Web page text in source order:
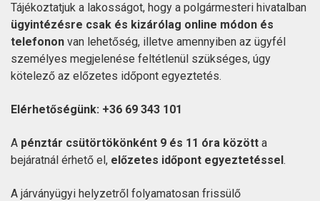
Tájékoztatjuk a lakosságot, hogy a polgármesteri hivatalban
ügyintézésre csak és kizárólag online módon és
telefonon van lehetőség, illetve amennyiben az ügyfél
személyes megjelenése feltétlenül szükséges, úgy
kötelező az előzetes időpont egyeztetés.
Elérhetőségünk: +36 69 343 101
A pénztár csütörtökönként 9 és 11 óra között a
bejáratnál érhető el, előzetes időpont egyeztetéssel.
A járványügyi helyzetről folyamatosan frissülő